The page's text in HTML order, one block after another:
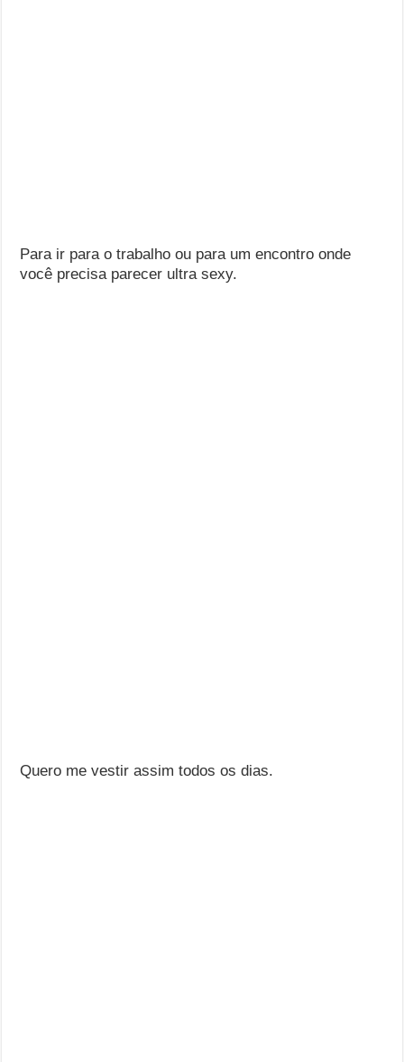
Para ir para o trabalho ou para um encontro onde
você precisa parecer ultra sexy.
Quero me vestir assim todos os dias.